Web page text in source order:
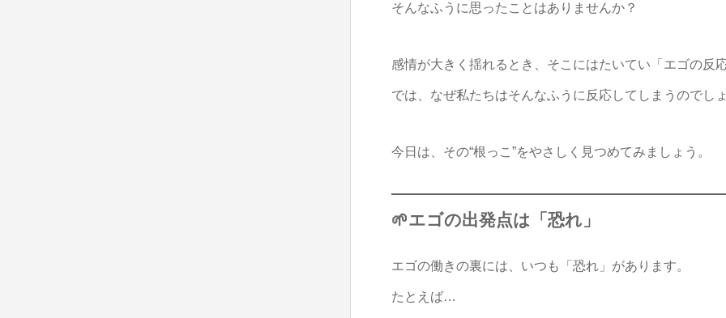
そんなふうに思ったことはありませんか？
感情が大きく揺れるとき、そこにはたいてい「エゴの反
では、なぜ私たちはそんなふうに反応してしまうのでし
今日は、その“根っこ”をやさしく見つめてみましょう。
🌱エゴの出発点は「恐れ」
エゴの働きの裏には、いつも「恐れ」があります。
たとえば…